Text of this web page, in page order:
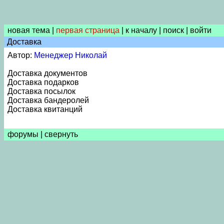
новая тема первая страница к началу поиск войти
Доставка
Автор: Менеджер Николай
Доставка документов
Доставка подарков
Доставка посылок
Доставка бандеролей
Доставка квитанций
форумы свернуть